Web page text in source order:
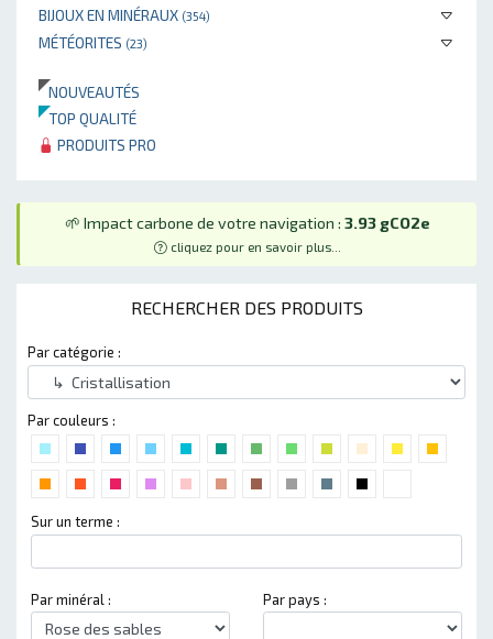
BIJOUX EN MINÉRAUX (354)
MÉTÉORITES (23)
NOUVEAUTÉS
TOP QUALITÉ
PRODUITS PRO
🌱 Impact carbone de votre navigation : 3.93 gCO2e
cliquez pour en savoir plus...
RECHERCHER DES PRODUITS
Par catégorie :
Par couleurs :
Sur un terme :
Par minéral : Par pays :